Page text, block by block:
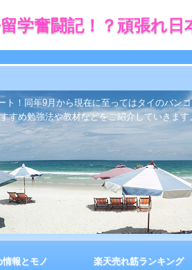
学奮闘記！？頑張れ日
ト！同年9月から現在に至ってはタイのバン
すめ勉強法や教材などをご紹介していきま
情報とモノ 楽天売れ筋ランキング